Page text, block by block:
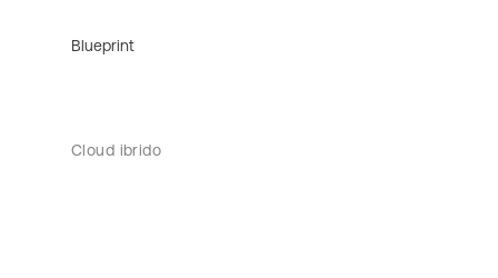
Blueprint
Cloud ibrido